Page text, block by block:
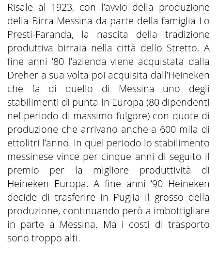
Risale al 1923, con l’avvio della produzione
della Birra Messina da parte della famiglia Lo
Presti-Faranda, la nascita della tradizione
produttiva birraia nella città dello Stretto. A
fine anni ’80 l’azienda viene acquistata dalla
Dreher a sua volta poi acquisita dall’Heineken
che fa di quello di Messina uno degli
stabilimenti di punta in Europa (80 dipendenti
nel periodo di massimo fulgore) con quote di
produzione che arrivano anche a 600 mila di
ettolitri l’anno. In quel periodo lo stabilimento
messinese vince per cinque anni di seguito il
premio per la migliore produttività di
Heineken Europa. A fine anni ’90 Heineken
decide di trasferire in Puglia il grosso della
produzione, continuando però a imbottigliare
in parte a Messina. Ma i costi di trasporto
sono troppo alti.